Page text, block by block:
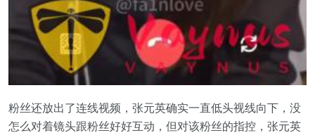
粉丝还放出了连线视频，张元英确实一直低头视线向下，没
怎么对着镜头跟粉丝好好互动，但对该粉丝的指控，张元英